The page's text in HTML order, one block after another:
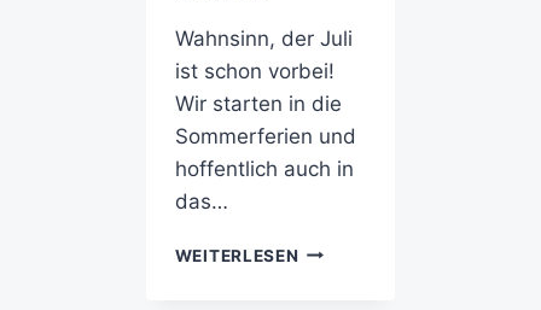
Wahnsinn, der Juli
ist schon vorbei!
Wir starten in die
Sommerferien und
hoffentlich auch in
das…
WEITERLESEN